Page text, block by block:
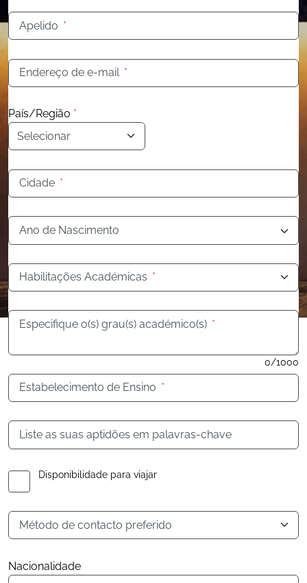
Apelido *
Endereço de e-mail *
País/Região *
Cidade *
Ano de Nascimento
Habilitações Académicas *
0/1000
Especifique o(s) grau(s) académico(s) *
Estabelecimento de Ensino *
Liste as suas aptidões em palavras-chave
Disponibilidade para viajar
Método de contacto preferido
Nacionalidade